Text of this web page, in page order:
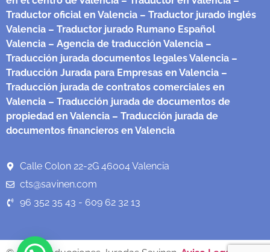
Traductor oficial en Valencia – Traductor jurado inglés
Valencia – Traductor jurado Rumano Español
Valencia – Agencia de traducción Valencia –
Traducción jurada documentos legales Valencia –
Traducción Jurada para Empresas en Valencia –
Traducción jurada de contratos comerciales en
Valencia – Traducción jurada de documentos de
propiedad en Valencia – Traducción jurada de
documentos financieros en Valencia
Calle Colon 22-2G 46004 Valencia
cts@savinen.com
96 352 35 43 - 609 62 32 13